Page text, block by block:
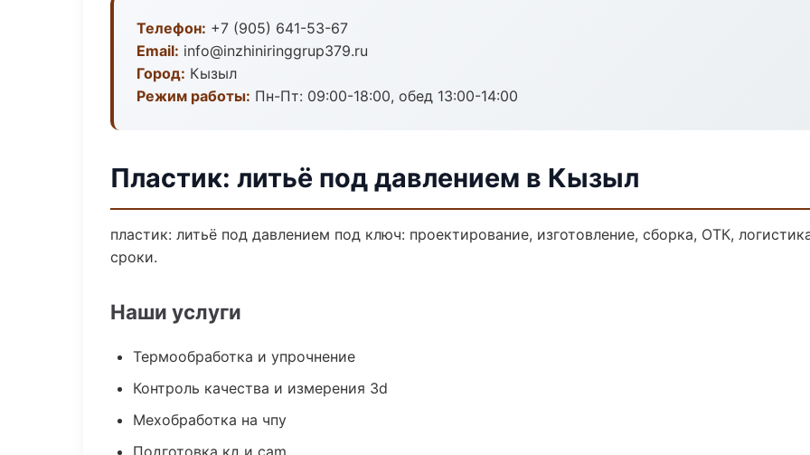
Телефон: +7 (905) 641-53-67
Email: info@inzhiniringgrup379.ru
Город: Кызыл
Режим работы: Пн-Пт: 09:00-18:00, обед 13:00-14:00
Пластик: литьё под давлением в Кызыл
пластик: литьё под давлением под ключ: проектирование, изготовление, сборка, ОТК,
сроки.
Наши услуги
Термообработка и упрочнение
Контроль качества и измерения 3d
Мехобработка на чпу
Подготовка кд и cam